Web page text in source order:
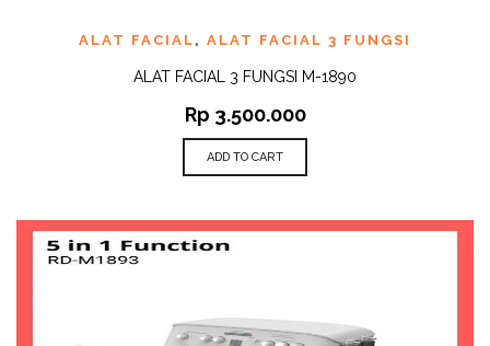
ALAT FACIAL , ALAT FACIAL 3 FUNGSI
ALAT FACIAL 3 FUNGSI M-1890
Rp 3.500.000
ADD TO CART